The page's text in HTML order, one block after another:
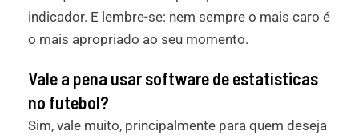
indicador. E lembre-se: nem sempre o mais caro é
o mais apropriado ao seu momento.
Vale a pena usar software de estatísticas
no futebol?
Sim, vale muito, principalmente para quem deseja